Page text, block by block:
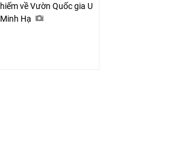
hiếm về Vườn Quốc gia U
Minh Hạ